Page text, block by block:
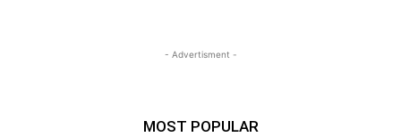
- Advertisment -
MOST POPULAR